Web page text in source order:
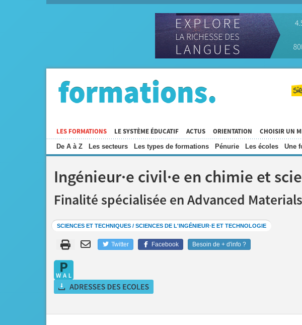
LES FORMATIONS
De A à Z Les secteurs Les types de formations Pénurie Les écoles Une
LE SYSTÈME ÉDUCATIF ACTUS ORIENTATION CHOISIR UN
Ingénieur·e civil·e en chimie et
Finalité spécialisée en Advanced
SCIENCES ET TECHNIQUES / SCIENCES DE L'INGÉNIEUR·E ET TECHNOLOGIE
Twitter Facebook Besoin de + d'info ?